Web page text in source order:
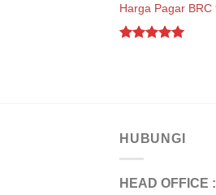
Harga Pagar BRC
HUBUNGI
HEAD OFFICE :